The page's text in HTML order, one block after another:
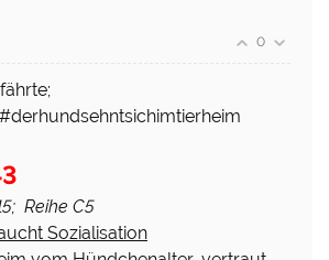
0
Reihe C5
Sozialisation